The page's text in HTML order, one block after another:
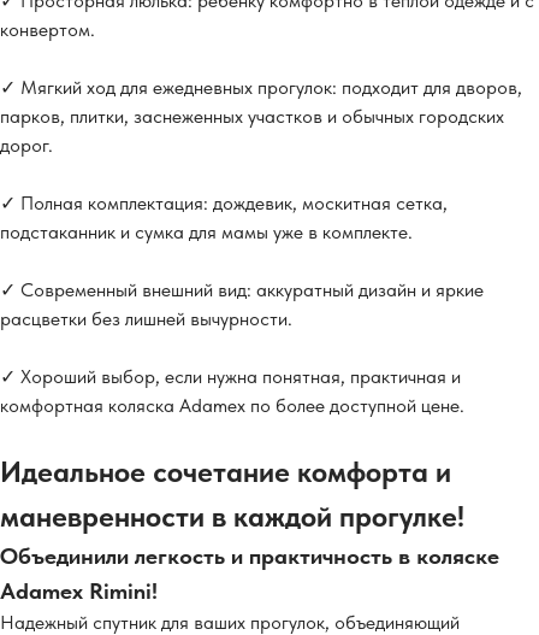
конвертом.
✓ Мягкий ход для ежедневных прогулок: подходит для дворов,
парков, плитки, заснеженных участков и обычных городских
дорог.
✓ Полная комплектация: дождевик, москитная сетка,
подстаканник и сумка для мамы уже в комплекте.
✓ Современный внешний вид: аккуратный дизайн и яркие
расцветки без лишней вычурности.
✓ Хороший выбор, если нужна понятная, практичная и
комфортная коляска Adamex по более доступной цене.
Идеальное сочетание комфорта и
маневренности в каждой прогулке!
Объединили легкость и практичность в коляске
Adamex Rimini!
Надежный спутник для ваших прогулок, объединяющий